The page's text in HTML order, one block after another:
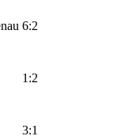
6:2
1:2
3:1